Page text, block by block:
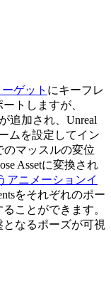
ゲット にキーフレ
トしますが、
追加され、Unreal
ムを設定してイン
のマッスルの変位
Assetに変換され
アニメーションイ
をそれぞれのポー
ことができます。
なるポーズが可視